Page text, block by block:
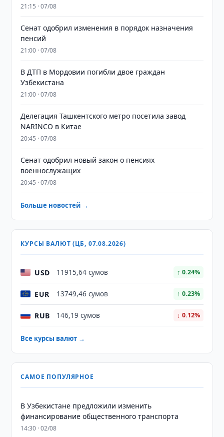
21:15 · 07/08
Сенат одобрил изменения в порядок назначения
пенсий
21:00 · 07/08
В ДТП в Мордовии погибли двое граждан
Узбекистана
21:00 · 07/08
Делегация Ташкентского метро посетила завод
NARINCO в Китае
20:45 · 07/08
Сенат одобрил новый закон о пенсиях
военнослужащих
20:45 · 07/08
Больше новостей →
КУРСЫ ВАЛЮТ (ЦБ, 07.08.2026)
USD 11915,64 сумов ↑ 0.24%
EUR 13749,46 сумов ↑ 0.23%
RUB 146,19 сумов ↓ 0.12%
Все курсы валют →
САМОЕ ПОПУЛЯРНОЕ
В Узбекистане предложили изменить
финансирование общественного транспорта
14:30 · 02/08